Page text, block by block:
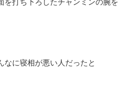
なに寝相が悪い人だったと